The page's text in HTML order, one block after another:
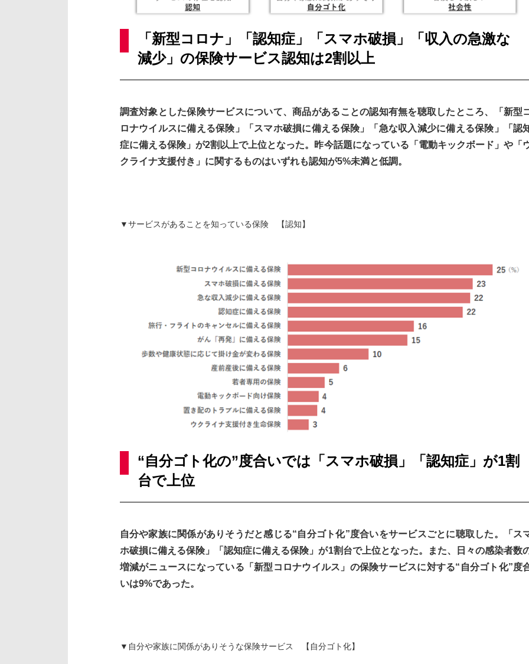
「新型コロナ」「認知症」「スマホ破損」「収入の急激な
減少」の保険サービス認知は2割以上
調査対象とした保険サービスについて、商品があることの認知有無を聴取したところ、「新型
ロナウイルスに備える保険」「スマホ破損に備える保険」「急な収入減少に備える保険」「認
症に備える保険」が2割以上で上位となった。昨今話題になっている「電動キックボード」や「
クライナ支援付き」に関するものはいずれも認知が5%未満と低調。
▼サービスがあることを知っている保険 【認知】
“自分ゴト化の”度合いでは「スマホ破損」「認知症」が1割
台で上位
自分や家族に関係がありそうだと感じる“自分ゴト化”度合いをサービスごとに聴取した。「ス
ホ破損に備える保険」「認知症に備える保険」が1割台で上位となった。また、日々の感染者数
増減がニュースになっている「新型コロナウイルス」の保険サービスに対する“自分ゴト化”度
いは9%であった。
▼自分や家族に関係がありそうな保険サービス 【自分ゴト化】